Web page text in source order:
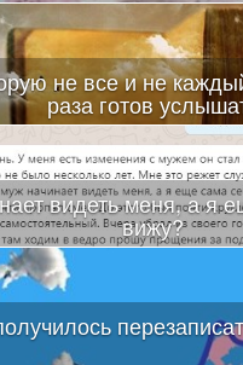
не все и не
раза готов
видеть меня, а я
вижу?